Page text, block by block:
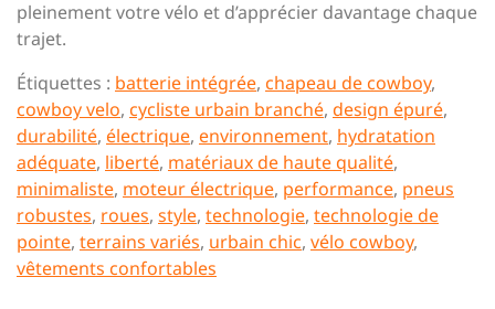
pleinement votre vélo et d’apprécier davantage chaque
trajet.
Étiquettes : batterie intégrée, chapeau de cowboy,
cowboy velo, cycliste urbain branché, design épuré,
durabilité, électrique, environnement, hydratation
adéquate, liberté, matériaux de haute qualité,
minimaliste, moteur électrique, performance, pneus
robustes, roues, style, technologie, technologie de
pointe, terrains variés, urbain chic, vélo cowboy,
vêtements confortables